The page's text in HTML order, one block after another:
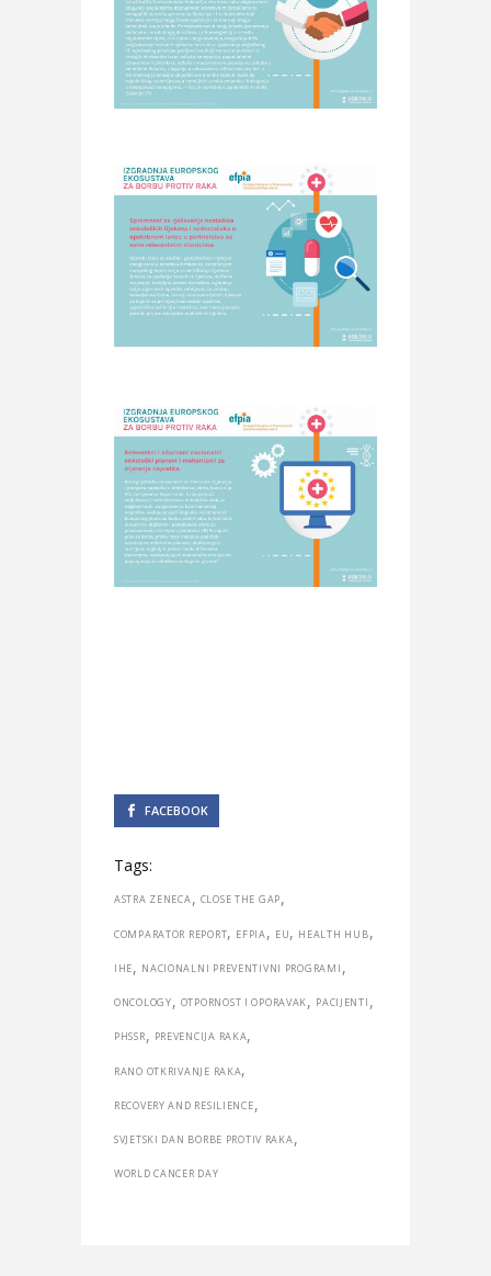
FACEBOOK
Tags:
ASTRA ZENECA, CLOSE THE GAP,
COMPARATOR REPORT, EFPIA , EU, HEALTH HUB,
IHE, NACIONALNI PREVENTIVNI PROGRAMI ,
ONCOLOGY, OTPORNOST I OPORAVAK, PACIJENTI ,
PHSSR, PREVENCIJA RAKA,
RANO OTKRIVANJE RAKA,
RECOVERY AND RESILIENCE,
SVJETSKI DAN BORBE PROTIV RAKA,
WORLD CANCER DAY